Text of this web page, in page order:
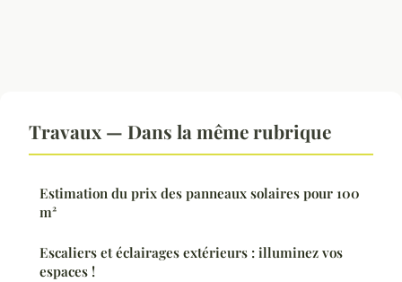
Travaux — Dans la même rubrique
Estimation du prix des panneaux solaires pour 100
m²
Escaliers et éclairages extérieurs : illuminez vos
espaces !